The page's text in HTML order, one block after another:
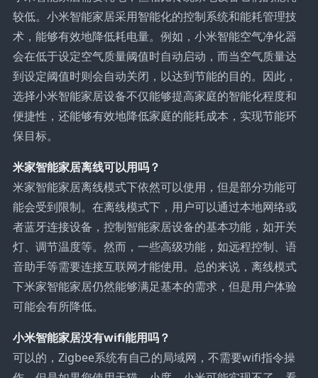
较低。小米智能家居采用智能化的控制系统和能耗管理技
术，能够有效地降低耗电量。例如，小米智能空气净化器
会在低于设定空气质量阈值时自动启动，而当空气质量达
到设定阈值时则会自动关闭，以达到节能的目的。因此，
选择小米智能家居设备不仅能够提高家庭的智能化程度和
便捷性，还能够有效地降低家庭的能耗成本，实现节能环
保目标。
米家智能家居离线可以用吗？
米家智能家居离线模式下依然可以使用，但是部分功能可
能会受到限制。在离线模式下，用户可以通过本地网络或
者蓝牙连接设备，控制智能家居设备的基本功能，如开关
灯、调节温度等。然而，一些高级功能，如远程控制、语
音助手等需要连接互联网才能使用。总的来说，离线模式
下米家智能家居仍然能够满足基本的需求，但是用户体验
可能会有所降低。
小米智能家居没有wifi能用吗？
可以的，Zigbee系统有自己的局域网，不需要wifi指令操